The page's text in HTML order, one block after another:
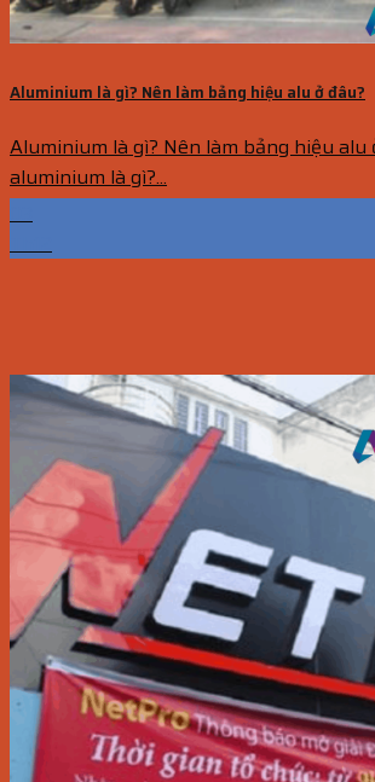
Aluminium là gì? Nên làm bảng hiệu alu ở đâu?
Aluminium là gì? Nên làm bảng hiệu alu
aluminium là gì?...